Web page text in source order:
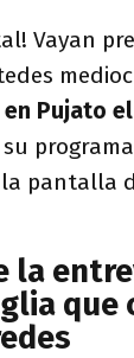
Vayan
Pujato
programa
pantalla
la
que